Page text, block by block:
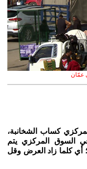
عمّان
كساب الشخانبة،
السوق المركزي يتم
أي كلما زاد العرض وقل